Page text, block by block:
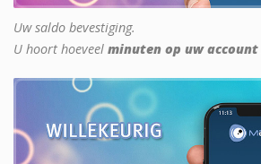
Uw saldo bevestiging.
U hoort hoeveel minuten op uw account